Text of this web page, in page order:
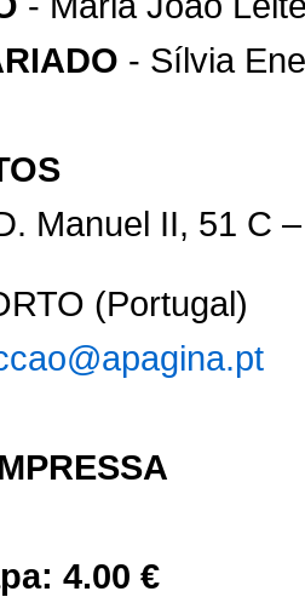
- Sílvia
Manuel II, 51 C
(Portugal)
4.00 €